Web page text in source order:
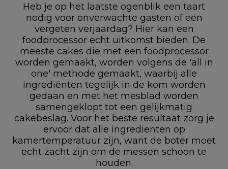
Heb je op het laatste ogenblik een taart
nodig voor onverwachte gasten of een
vergeten verjaardag? Hier kan een
foodprocessor echt uitkomst bieden. De
meeste cakes die met een foodprocessor
worden gemaakt, worden volgens de 'all in
one' methode gemaakt, waarbij alle
ingrediënten tegelijk in de kom worden
gedaan en met het mesblad worden
samengeklopt tot een gelijkmatig
cakebeslag. Voor het beste resultaat zorg je
ervoor dat alle ingrediënten op
kamertemperatuur zijn, want de boter moet
echt zacht zijn om de messen schoon te
houden.